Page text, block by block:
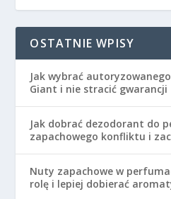
OSTATNIE WPISY
Jak wybrać
Giant i nie stracić gwarancji
Jak dobrać dezodorant do
zapachowego konfliktu i
Nuty zapachowe w
rolę i lepiej dobierać